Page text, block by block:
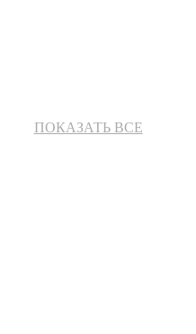
ПОКАЗАТЬ ВСЕ